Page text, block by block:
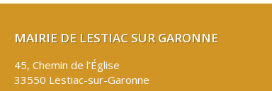
MAIRIE DE LESTIAC SUR GARONNE
45, Chemin de l’Église
33550 Lestiac-sur-Garonne